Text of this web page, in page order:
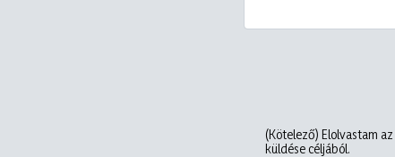
(Kötelező) Elolvastam az
küldése céljából.